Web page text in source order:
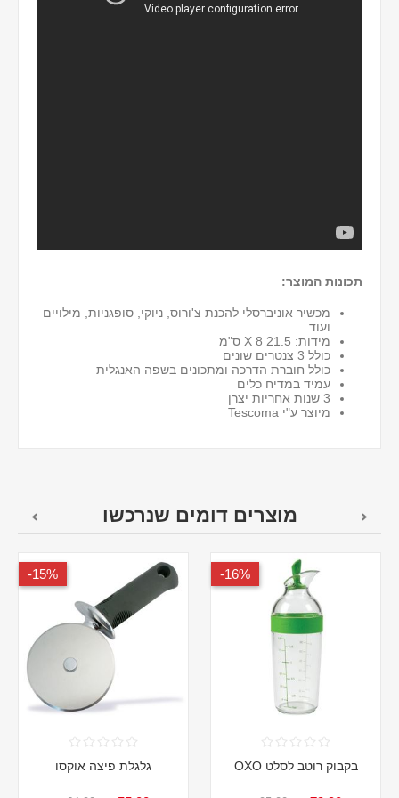
תכונות המוצר:
מכשיר אוניברסלי להכנת צ'ורוס, ניוקי, סופגניות, מילויים
ועוד
מידות: 21.5 X 8 ס"מ
כולל 3 צנטרים שונים
כולל חוברת הדרכה ומתכונים בשפה האנגלית
עמיד במדיח כלים
3 שנות אחריות יצרן
מיוצר ע"י Tescoma
מוצרים דומים שנרכשו
16%-
בקבוק רוטב לסלט OXO
15%-
גלגלת פיצה אוקסו